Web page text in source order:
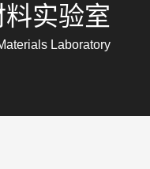
实验室
Laboratory